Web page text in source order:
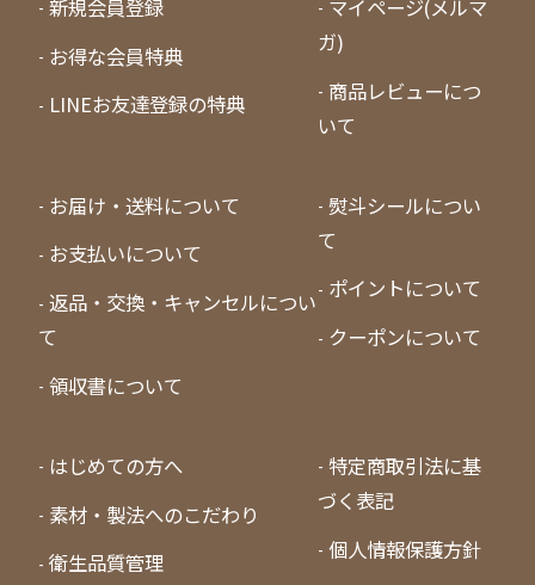
新規会員登録
お得な会員特典
LINEお友達登録の特典
マイページ(メルマ
ガ)
商品レビューにつ
いて
お届け・送料について
お支払いについて
返品・交換・キャンセルについ
て
領収書について
熨斗シールについ
て
ポイントについて
クーポンについて
はじめての方へ
素材・製法へのこだわり
衛生品質管理
特定商取引法に基
づく表記
個人情報保護方針